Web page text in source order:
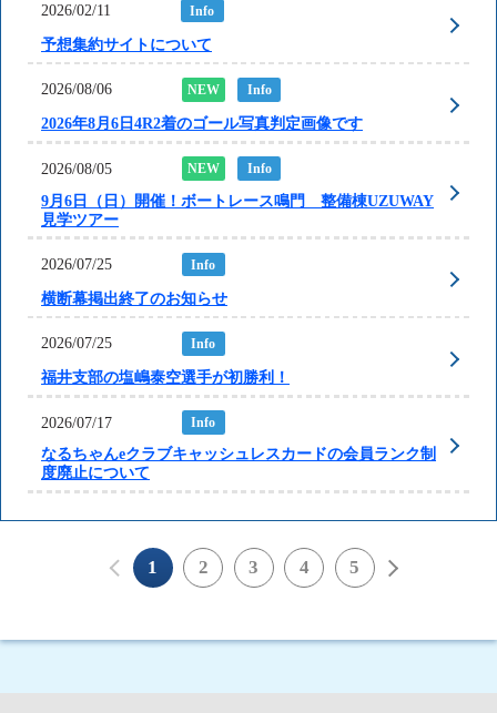
2026/02/11 Info
予想集約サイトについて
2026/08/06 NEW Info
2026年8月6日4R2着のゴール写真判定画像です
2026/08/05 NEW Info
9月6日（日）開催！ボートレース鳴門 整備棟UZUWAY
見学ツアー
2026/07/25 Info
横断幕掲出終了のお知らせ
2026/07/25 Info
福井支部の塩嶋泰空選手が初勝利！
2026/07/17 Info
なるちゃんeクラブキャッシュレスカードの会員ランク制
度廃止について
1 2 3 4 5